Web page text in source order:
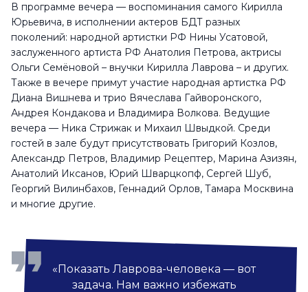
В программе вечера — воспоминания самого Кирилла
Юрьевича, в исполнении актеров БДТ разных
поколений: народной артистки РФ Нины Усатовой,
заслуженного артиста РФ Анатолия Петрова, актрисы
Ольги Семёновой – внучки Кирилла Лаврова – и других.
Также в вечере примут участие народная артистка РФ
Диана Вишнева и трио Вячеслава Гайворонского,
Андрея Кондакова и Владимира Волкова. Ведущие
вечера — Ника Стрижак и Михаил Швыдкой. Среди
гостей в зале будут присутствовать Григорий Козлов,
Александр Петров, Владимир Рецептер, Марина Азизян,
Анатолий Иксанов, Юрий Шварцкопф, Сергей Шуб,
Георгий Вилинбахов, Геннадий Орлов, Тамара Москвина
и многие другие.
«Показать Лаврова-человека — вот
задача. Нам важно избежать